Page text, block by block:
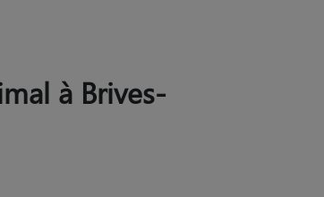
à Brives-